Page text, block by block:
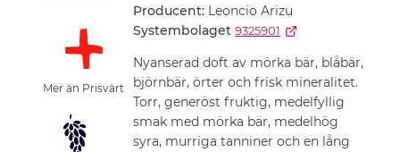
Mer än Prisvärt
Producent: Leoncio Arizu
Systembolaget 9325901
Nyanserad doft av mörka bär, blåbär,
björnbär, örter och frisk mineralitet.
Torr, generöst fruktig, medelfyllig
smak med mörka bär, medelhög
syra, murriga tanniner och en lång